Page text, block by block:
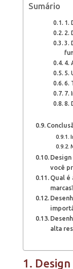
Sumário
1.
2.
3.
4.
5.
6.
7.
8.
você
Qual é
alta
1.